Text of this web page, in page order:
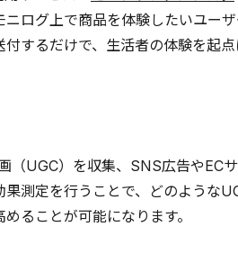
ログ上で商品を体験したいユー
するだけで、生活者の体験を起
UGC）を収集、SNS広告やEC
測定を行うことで、どのような
ることが可能になります。